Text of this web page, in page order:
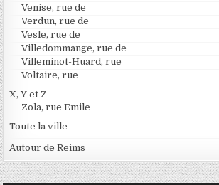
Venise, rue de
Verdun, rue de
Vesle, rue de
Villedommange, rue de
Villeminot-Huard, rue
Voltaire, rue
X, Y et Z
Zola, rue Emile
Toute la ville
Autour de Reims